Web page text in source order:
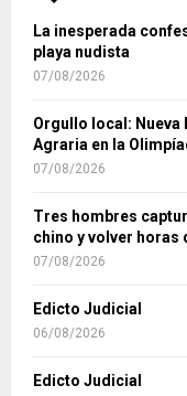
La inesperada
playa nudista
07/08/2026
Orgullo local: Nueva
Agraria en la
07/08/2026
Tres hombres
chino y volver horas
07/08/2026
Edicto Judicial
06/08/2026
Edicto Judicial